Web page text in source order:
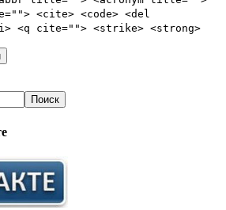
<cite> <code> <del
<q cite=""> <strike> <strong>